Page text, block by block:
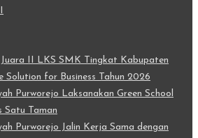
Juara II LKS SMK Tingkat Kabupaten
Solution for Business Tahun 2026
Purworejo Laksanakan Green School
Satu Taman
Purworejo Jalin Kerja Sama dengan